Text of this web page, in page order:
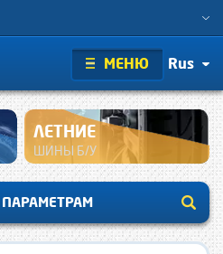
МЕНЮ Rus
ЛЕТНИЕ
ШИНЫ Б/У